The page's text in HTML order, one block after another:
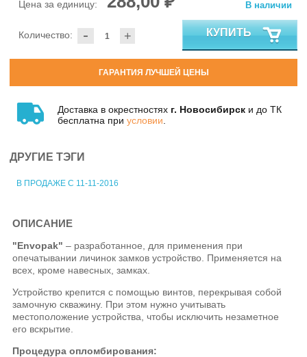
Цена за единицу:
- +
Количество:
В наличии
КУПИТЬ
ГАРАНТИЯ ЛУЧШЕЙ ЦЕНЫ
Доставка в окрестностях г. Новосибирск и до ТК
бесплатна при условии
ДРУГИЕ ТЭГИ
В ПРОДАЖЕ С 11-11-2016
ОПИСАНИЕ
"Envopak" – разработанное, для применения при
опечатывании личинок замков устройство. Применяется на
всех, кроме навесных, замках.
Устройство крепится с помощью винтов, перекрывая собой
замочную скважину. При этом нужно учитывать
местоположение устройства, чтобы исключить незаметное
его вскрытие.
Процедура опломбирования: